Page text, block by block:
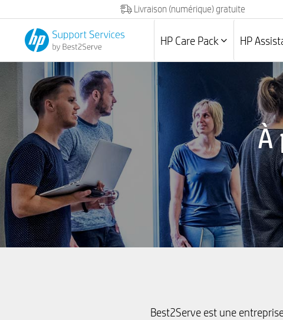
Livraison (numérique) gratuite
HP Care Pack HP
À
Best2Serve est une